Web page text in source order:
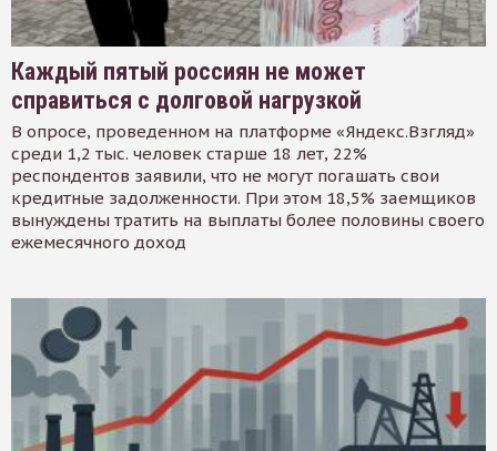
Каждый пятый россиян не может
справиться с долговой нагрузкой
В опросе, проведенном на платформе «Яндекс.Взгляд»
среди 1,2 тыс. человек старше 18 лет, 22%
респондентов заявили, что не могут погашать свои
кредитные задолженности. При этом 18,5% заемщиков
вынуждены тратить на выплаты более половины своего
ежемесячного доход